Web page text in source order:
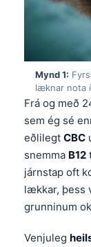
Mynd 1:
læknar nota
Frá og með
sem ég sé
eðlilegt CBC
snemma B12
járnstap oft
lækkar, þess
grunninum
Venjuleg